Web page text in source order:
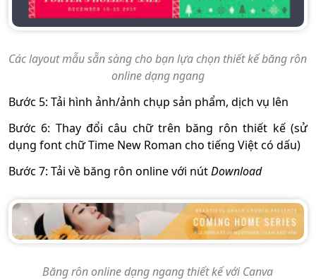
Các layout mẫu sẵn sàng cho bạn lựa chọn thiết kế băng rôn
online dạng ngang
Bước 5: Tải hình ảnh/ảnh chụp sản phẩm, dịch vụ lên
Bước 6: Thay đổi câu chữ trên băng rôn thiết kế (sử
dụng font chữ Time New Roman cho tiếng Việt có dấu)
Bước 7: Tải về băng rôn online với nútDownload
Băng rôn online dạng ngang thiết kế với Canva